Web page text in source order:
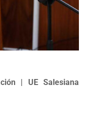
| UE Salesiana